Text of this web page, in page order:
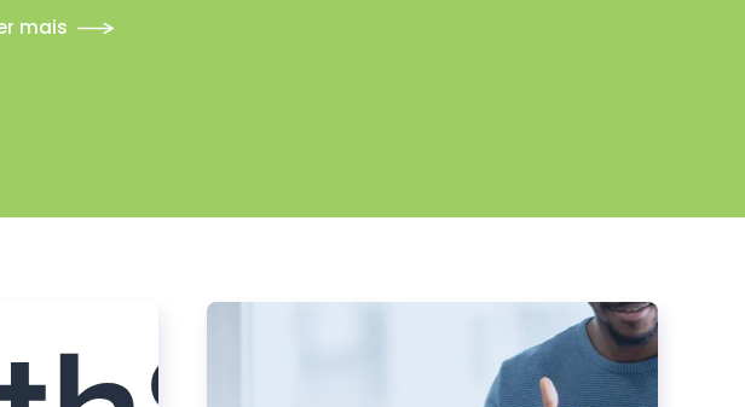
mais